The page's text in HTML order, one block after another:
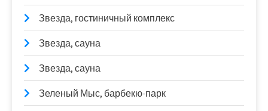
Звезда, гостиничный комплекс
Звезда, сауна
Звезда, сауна
Зеленый Мыс, барбекю-парк